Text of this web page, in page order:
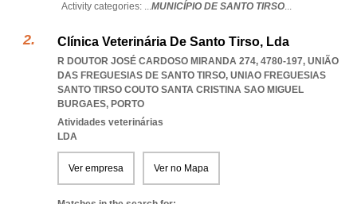
Activity categories: ...MUNICÍPIO DE SANTO TIRSO...
Clínica Veterinária De Santo Tirso, Lda
R DOUTOR JOSÉ CARDOSO MIRANDA 274, 4780-197, UNIÃO
DAS FREGUESIAS DE SANTO TIRSO, UNIAO FREGUESIAS
SANTO TIRSO COUTO SANTA CRISTINA SAO MIGUEL
BURGAES, PORTO
Atividades veterinárias
LDA
Ver empresa Ver no Mapa